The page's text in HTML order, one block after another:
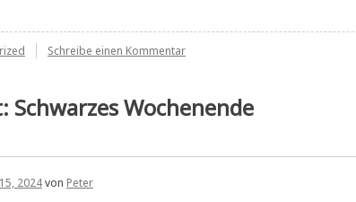
Schreibe einen Kommentarzu
Schwarzes Wochenende
2024von Peter